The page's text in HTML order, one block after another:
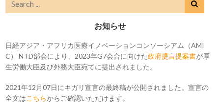
お知らせ
日経アジア・アフリカ医療イノベーションコンソーシアム（AMI
C） NTD部会により、2023年G7会合に向けた政府提言提案書が厚
生労働大臣及び外務大臣宛てに提出されました。
2021年12月07日にキガリ宣言の最終稿が公開されました。宣言の
全文はこちらからご確認いただけます。